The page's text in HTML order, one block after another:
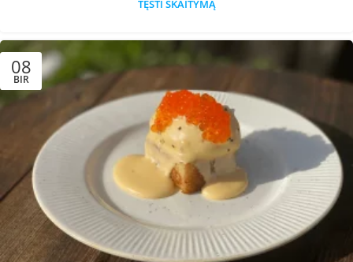
TĘSTI SKAITYMĄ
08
BIR